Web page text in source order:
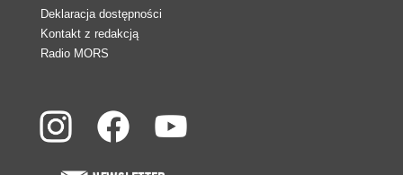
Deklaracja dostępności
Kontakt z redakcją
Radio MORS